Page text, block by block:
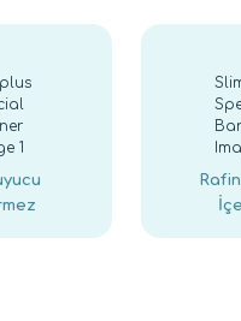
için teşekkür ederiz.
kalitesiz, bozuk veya
eksik bilgiler
hatalar bulunuyor.
diğer sitelerden daha pahalı.